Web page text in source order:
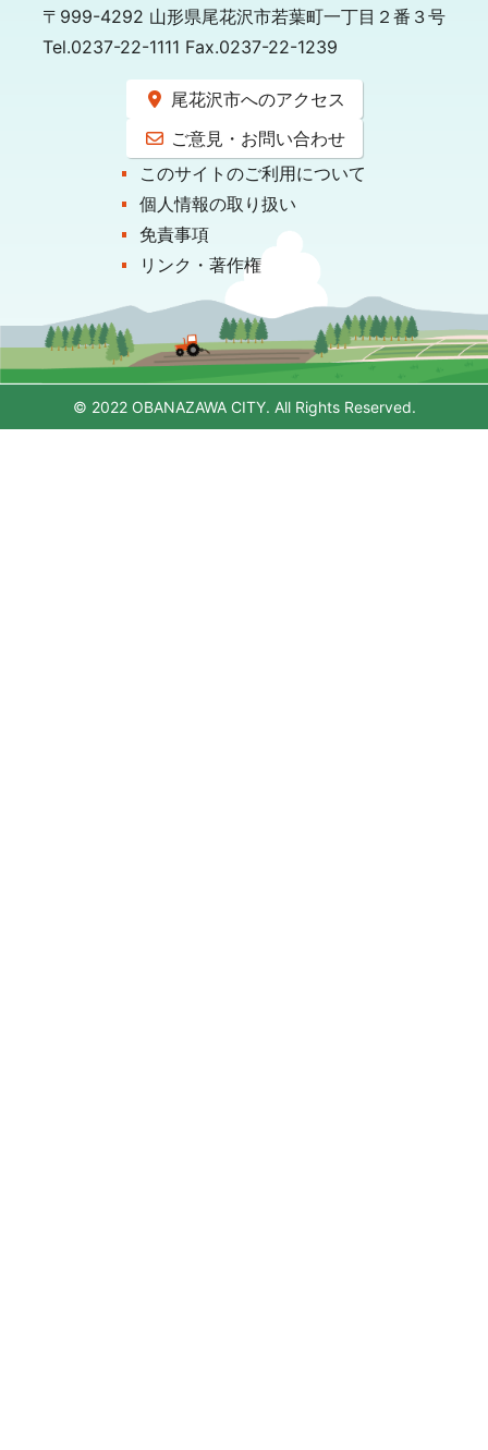
〒999-4292 山形県尾花沢市若葉町一丁目２番３号
Tel.0237-22-1111 Fax.0237-22-1239
尾花沢市へのアクセス
ご意見・お問い合わせ
このサイトのご利用について
個人情報の取り扱い
免責事項
リンク・著作権
© 2022 OBANAZAWA CITY. All Rights Reserved.